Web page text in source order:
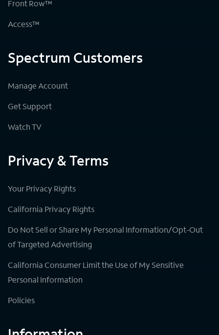
Front Row™
Access™
Spectrum Customers
Manage Account
Get Support
Watch TV
Privacy & Terms
Your Privacy Rights
California Privacy Rights
Do Not Sell or Share My Personal Information/Opt-Out
of Targeted Advertising
California Consumer Limit the Use of My Sensitive
Personal Information
Policies